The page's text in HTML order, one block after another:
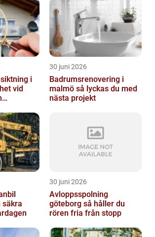
i
30 juni 2026
Badrumsrenovering i
malmö så lyckas du med
nästa projekt
säkra
30 juni 2026
Avloppsspolning
göteborg så håller du
rören fria från stopp